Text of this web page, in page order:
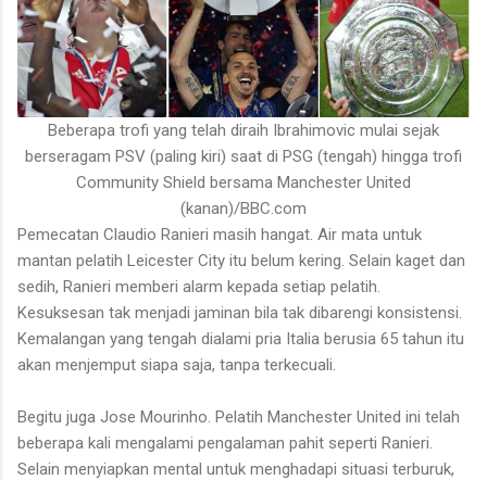
Beberapa trofi yang telah diraih Ibrahimovic mulai sejak
berseragam PSV (paling kiri) saat di PSG (tengah) hingga trofi
Community Shield bersama Manchester United
(kanan)/BBC.com
Pemecatan Claudio Ranieri masih hangat. Air mata untuk
mantan pelatih Leicester City itu belum kering. Selain kaget dan
sedih, Ranieri memberi alarm kepada setiap pelatih.
Kesuksesan tak menjadi jaminan bila tak dibarengi konsistensi.
Kemalangan yang tengah dialami pria Italia berusia 65 tahun itu
akan menjemput siapa saja, tanpa terkecuali.
Begitu juga Jose Mourinho. Pelatih Manchester United ini telah
beberapa kali mengalami pengalaman pahit seperti Ranieri.
Selain menyiapkan mental untuk menghadapi situasi terburuk,